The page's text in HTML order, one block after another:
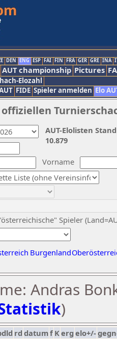
DEN ENG ESP FAI FIN FRA GER GRE INA
AUT championship Pictures
Elozahl
FIDE Spieler anmelden Elo
Vorname
Spieler
Burgenland
AUT-Elolisten
10.879
Andras
)
rd datumf Kerg elo+/-